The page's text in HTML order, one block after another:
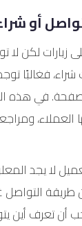
أو
لكن لا
فغالبًا
في هذه
لا يجد
طريقة
أن تعرف أين